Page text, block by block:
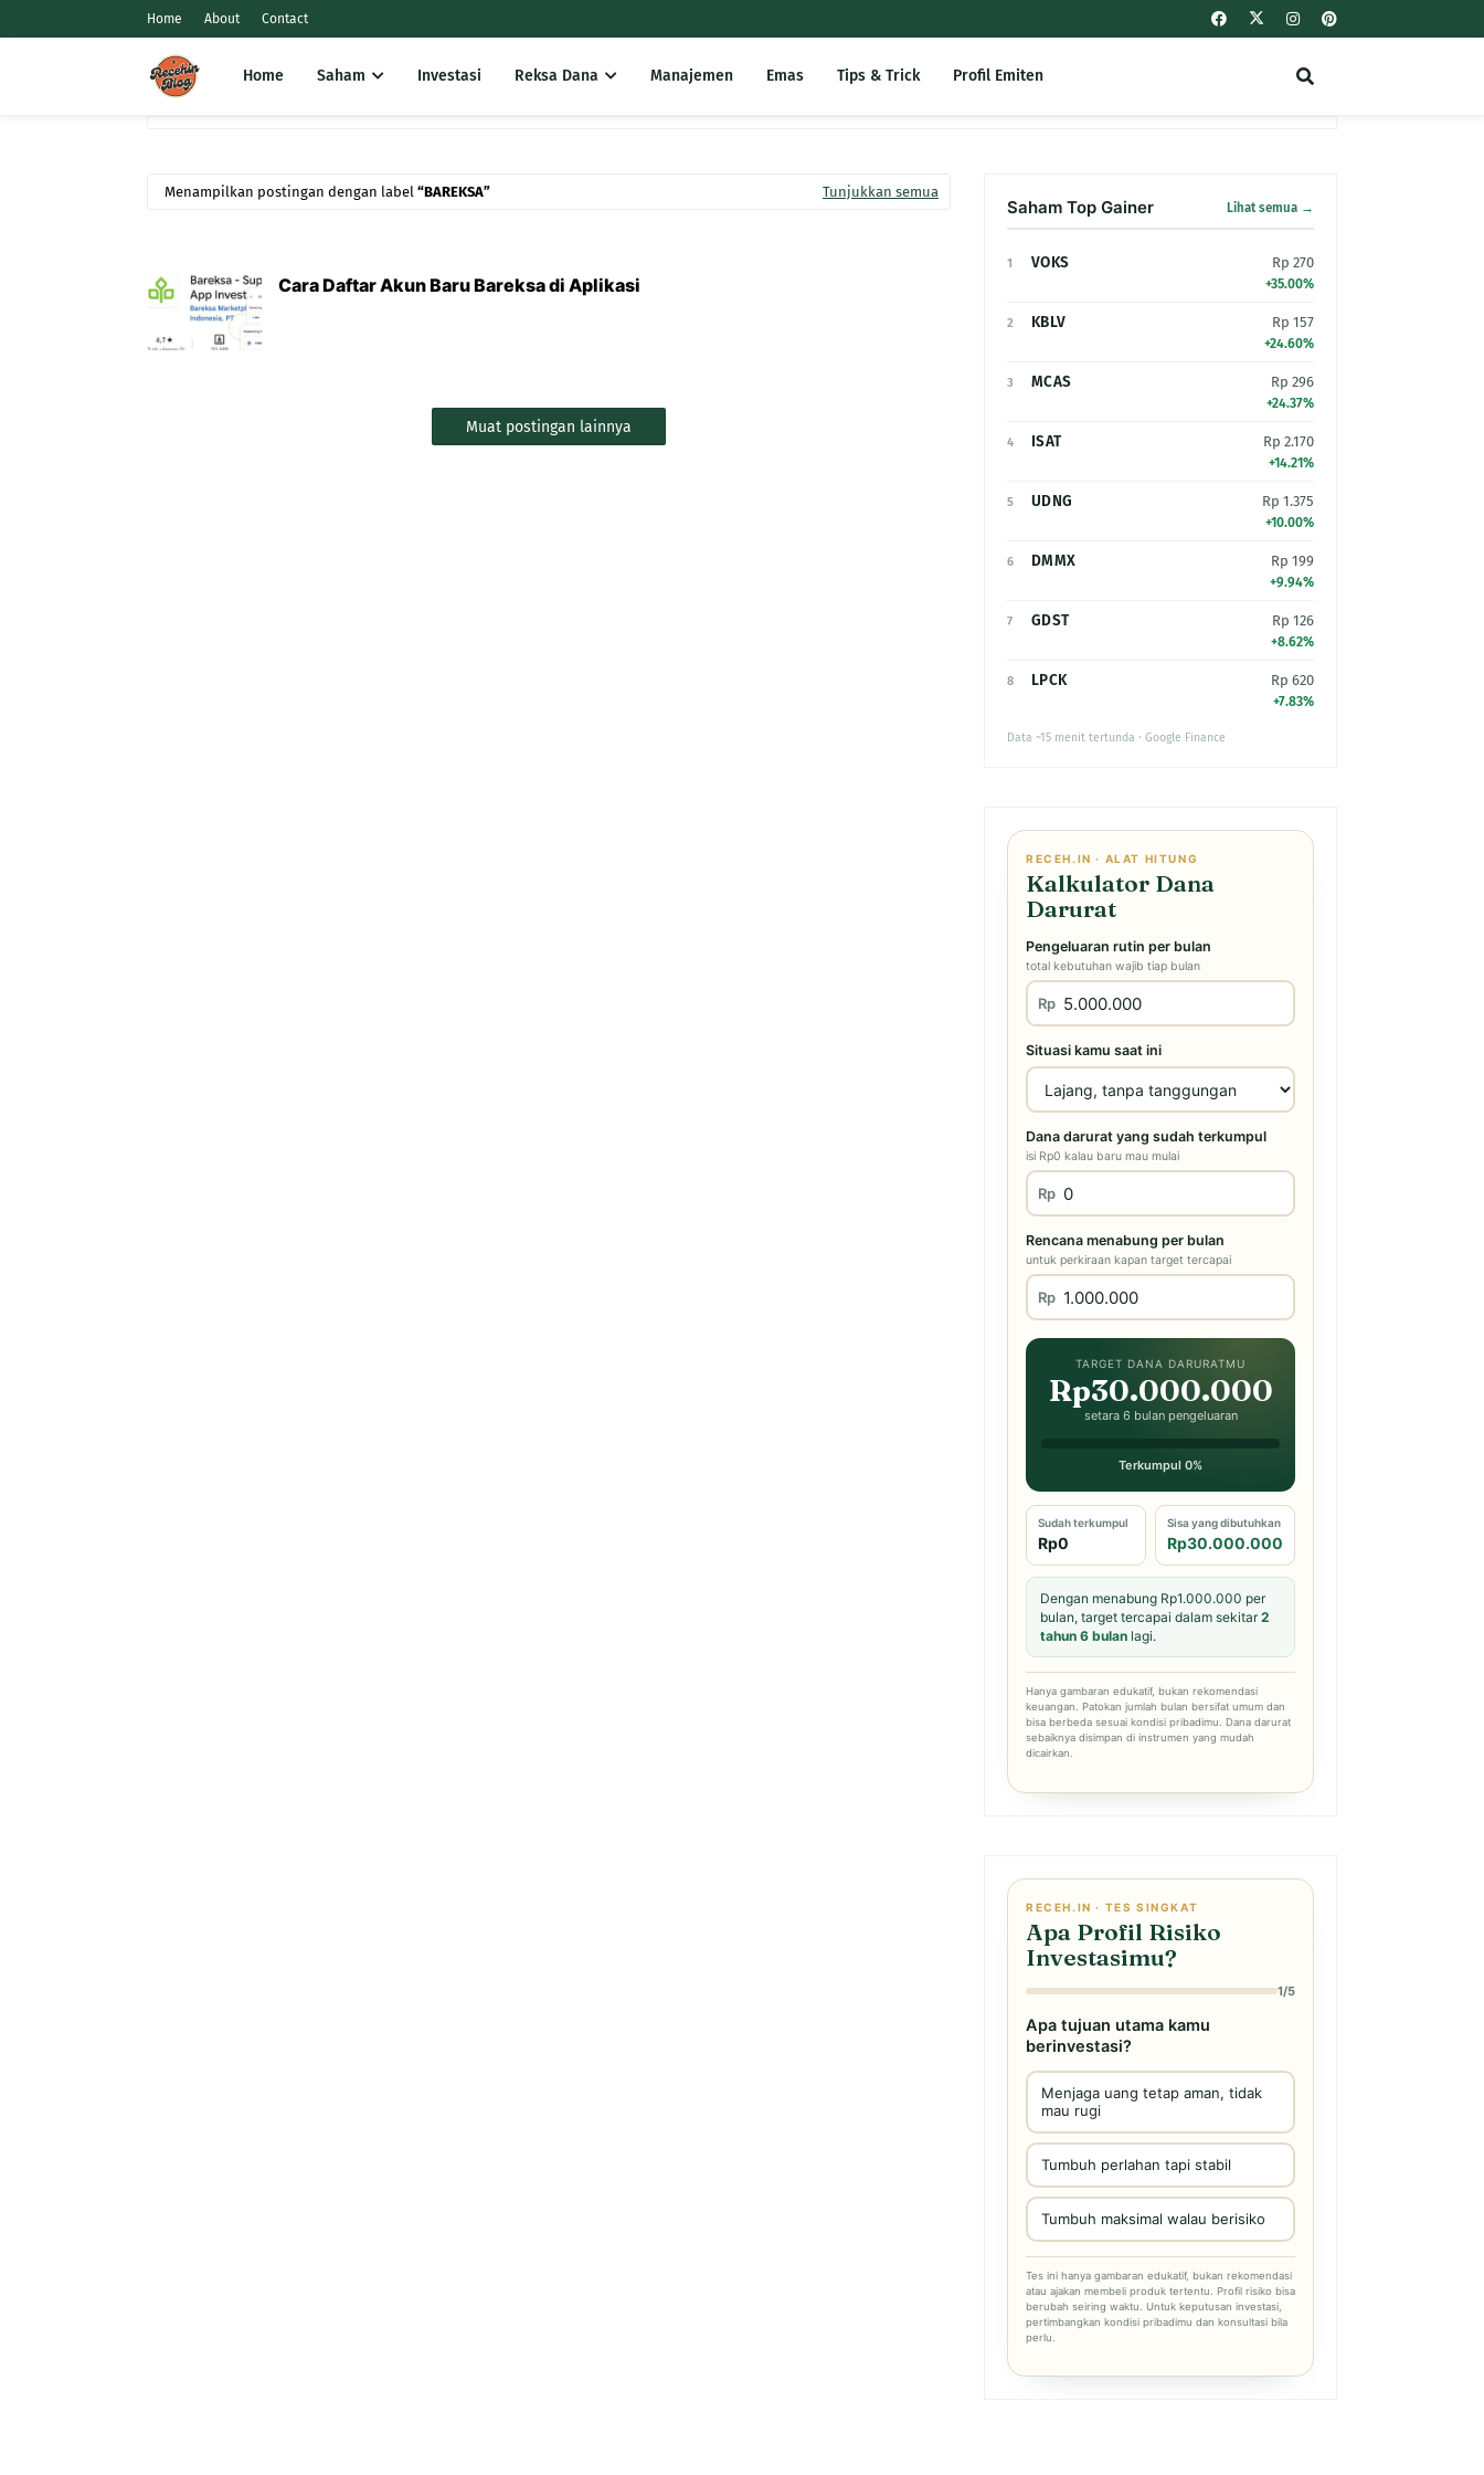
Home About Contact
Home Saham Investasi Reksa Dana Manajemen Emas Tips & Trick Profil Emiten
Menampilkan postingan dengan label BAREKSA Tunjukkan semua
Cara Daftar Akun Baru Bareksa di Aplikasi
Muat postingan lainnya
Saham Top Gainer Lihat semua →
1 VOKS Rp 270
+35.00%
2 KBLV Rp 157
+24.60%
3 MCAS Rp 296
+24.37%
4 ISAT Rp 2.170
+14.21%
5 UDNG Rp 1.375
+10.00%
6 DMMX Rp 199
+9.94%
7 GDST Rp 126
+8.62%
8 LPCK Rp 620
+7.83%
Data ~15 menit tertunda · Google Finance
RECEH.IN · ALAT HITUNG
Kalkulator Dana
Darurat
Pengeluaran rutin per bulan
total kebutuhan wajib tiap bulan
Rp
Situasi kamu saat ini
Dana darurat yang sudah terkumpul
isi Rp0 kalau baru mau mulai
Rp
Rencana menabung per bulan
untuk perkiraan kapan target tercapai
Rp
TARGET DANA DARURATMU
Rp30.000.000
setara 6 bulan pengeluaran
Terkumpul 0%
Sudah terkumpul
Rp0
Sisa yang dibutuhkan
Rp30.000.000
Dengan menabung Rp1.000.000 per
bulan, target tercapai dalam sekitar2
tahun 6 bulan lagi.
Hanya gambaran edukatif, bukan rekomendasi
keuangan. Patokan jumlah bulan bersifat umum dan
bisa berbeda sesuai kondisi pribadimu. Dana darurat
sebaiknya disimpan di instrumen yang mudah
dicairkan.
RECEH.IN · TES SINGKAT
Apa Profil Risiko
Investasimu?
1/5
Apa tujuan utama kamu
berinvestasi?
Menjaga uang tetap aman, tidak
mau rugi
Tumbuh perlahan tapi stabil
Tumbuh maksimal walau berisiko
Tes ini hanya gambaran edukatif, bukan rekomendasi
atau ajakan membeli produk tertentu. Profil risiko bisa
berubah seiring waktu. Untuk keputusan investasi,
pertimbangkan kondisi pribadimu dan konsultasi bila
perlu.